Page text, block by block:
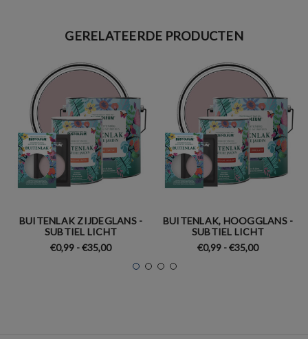
GERELATEERDE PRODUCTEN
BUITENLAK ZIJDEGLANS -
SUBTIEL LICHT
€0,99 - €35,00
BUITENLAK, HOOGGLANS -
SUBTIEL LICHT
€0,99 - €35,00